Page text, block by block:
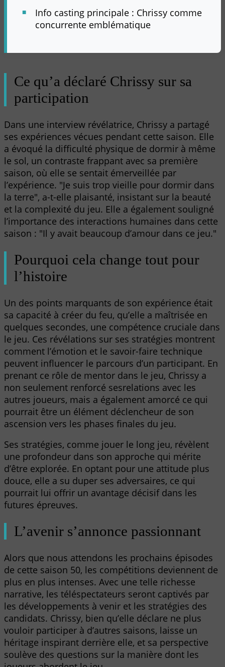
Info casting principale : Chrissy comme
concurrente emblématique
Ce qu’a déclaré Chrissy sur sa
participation
Dans une interview révélatrice, Chrissy a partagé
ses expériences vécues pendant cette saison. Elle
a évoqué la difficulté physique de dormir à même
le sol, un contraste frappant avec sa première
saison, où elle se sentait émerveillée par
l’expérience. "Je suis trop vieille pour dormir dans
la terre", a-t-elle plaisanté, insistant sur la beauté
et la complexité du jeu. Elle a également souligné
l’importance des interactions humaines dans cette
saison : "Il y avait beaucoup d’amour dans ce jeu."
Pourquoi cela change tout pour
l’histoire
Un des points marquants de son expérience était
sa capacité à créer du feu, qu’elle a maîtrisée en
quelques secondes, une compétence cruciale dans
le jeu. Ces révélations sur ses stratégies montrent
comment l’émotion et le savoir-faire technique
peuvent influencer le parcours d’un participant. En
prenant ce rôle de mentor dans le jeu, Chrissy a
non seulement renforcé sesrelations avec les
autres joueurs, mais a également amorcé ce qui
pourrait être un élément déclencheur de son
ascension vers les phases finales du jeu.
Ses stratégies, comme jouer le long jeu, révèlent
une profondeur dans son approche qui mérite
d’être explorée. En optant pour une attitude plus
douce, elle a su duper ses adversaires, ce qui
pourrait lui offrir un avantage décisif dans les
futures épreuves.
L’avenir s’annonce passionnant
Alors que nous attendons les prochains épisodes
de cette saison 50, les compétitions deviennent de
plus en plus intenses. Avec une telle richesse
narrative, les téléspectateurs seront captivés par
les développements à venir et les stratégies des
candidats. Chrissy, bien qu’elle déclare ne plus
vouloir participer à d’autres saisons, laisse un
héritage inspirant derrière elle, et sa perspective
soulève des questions sur la manière dont les